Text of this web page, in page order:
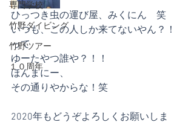
専門学校
竹野ダイビング
竹野ツアー
１０周年
ひっつき虫の運び屋、みくにん　笑
いつも、この人しか来てないやん？！
って
ゆーたやつ誰や？！！
ほんまにー、
その通りやからな！笑
2020年もどうぞよろしくお願いしま